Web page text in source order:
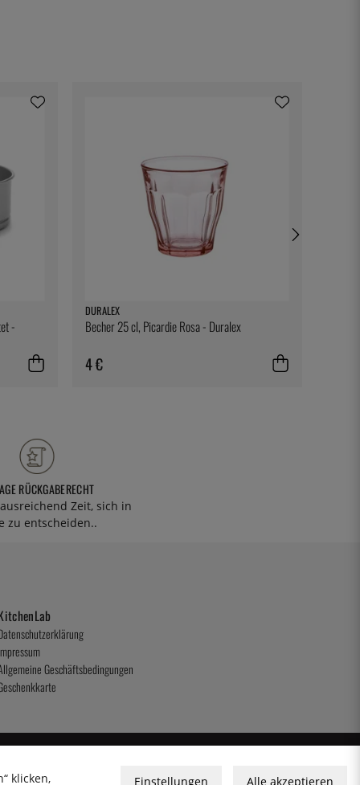
-
DURALEX
Becher 25 cl, Picardie Rosa - Duralex
4 €
RÜCKGABERECHT
Zeit, sich in
zu entscheiden..
Geschäftsbedingungen
klicken, Einstellungen Alle akzeptieren